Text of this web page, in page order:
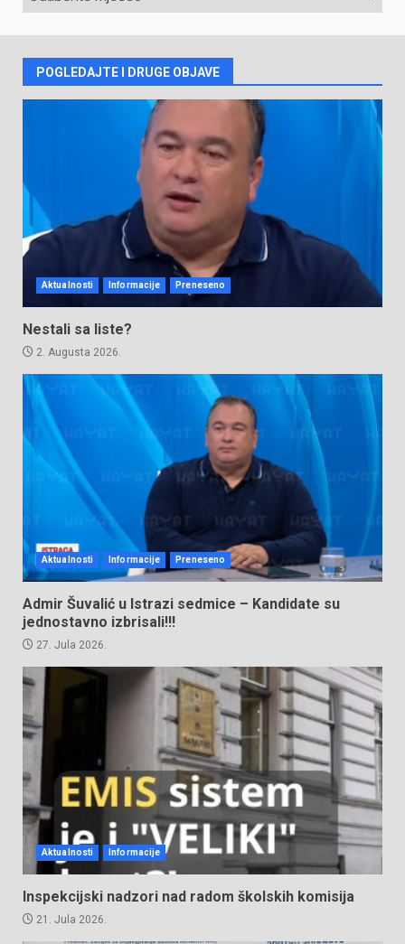
VIJESTI
POGLEDAJTE I DRUGE OBJAVE
Aktualnosti Informacije Preneseno
Nestali sa liste?
2. Augusta 2026.
Aktualnosti Informacije Preneseno
Admir Šuvalić u Istrazi sedmice – Kandidate su
jednostavno izbrisali!!!
27. Jula 2026.
Aktualnosti Informacije
Inspekcijski nadzori nad radom školskih komisija
21. Jula 2026.